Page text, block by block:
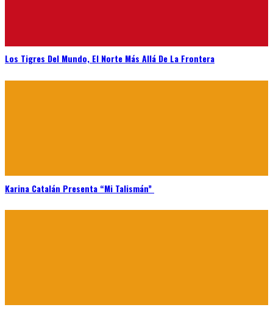
Los Tigres Del Mundo, El Norte Más Allá De La Frontera
Karina Catalán Presenta “Mi Talismán”